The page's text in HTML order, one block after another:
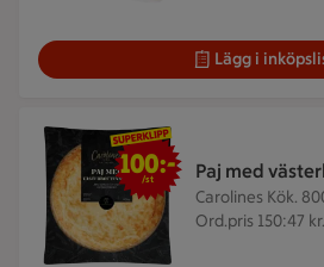
Lägg i
Paj med
Carolines Kök.
Ord.pris 150:47 kr.
100 kr/st
100:-
/st